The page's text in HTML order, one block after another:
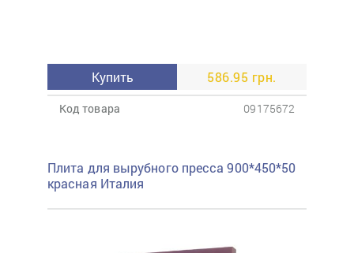
Купить 586.95 грн.
Код товара 09175672
Плита для вырубного пресса 900*450*50
красная Италия